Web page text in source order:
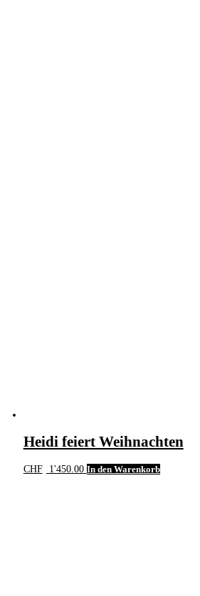
Heidi feiert Weihnachten
CHF 1'450.00 In den Warenkorb